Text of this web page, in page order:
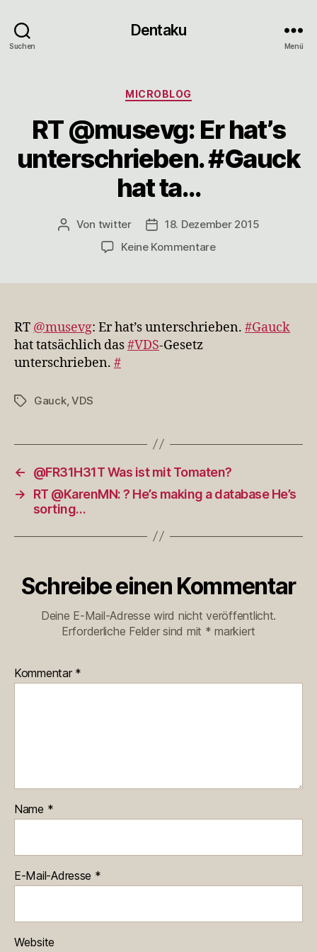
Suchen
Dentaku
Menü
Kategorien
MICROBLOG
RT @musevg: Er hat’s
unterschrieben. #Gauck
hat ta…
Beitragsautor
Von twitter Veröffentlichungsdatum
18. Dezember 2015
Keine Kommentarezu
unterschrieben.
RT @musevg: Er hat’s unterschrieben. #Gauck
hat tatsächlich das#VDS-Gesetz
unterschrieben. #
Schlagwörter
Gauck,VDS
←
@FR31H31T Was ist mit Tomaten?
→
RT @KarenMN: ? He’s making a database He’s
sorting…
Schreibe einen Kommentar
Deine E-Mail-Adresse wird nicht veröffentlicht.
Erforderliche Felder sind mit * markiert
Kommentar *
Name *
E-Mail-Adresse *
Website